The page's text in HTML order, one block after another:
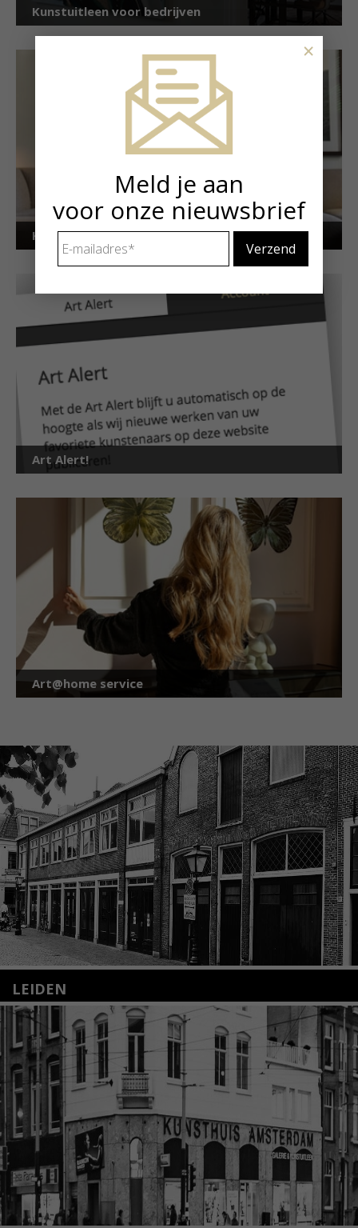
Kunstuitleen voor bedrijven
Kunstuitleen voor particulieren
Art Alert!
Art@home service
LEIDEN
Nieuwstraat 35
2312 KA Leiden
+31(0)71 – 52 84 480
info@kunsthuisleiden.nl
Lees meer
Meld je aan
voor onze nieuwsbrief
mailadres *
×